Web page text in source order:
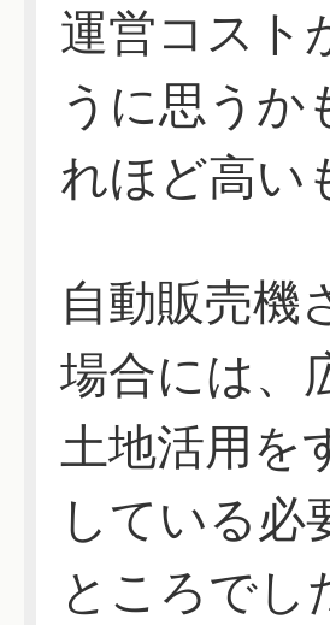
運営コスト
うに思うか
れほど高い
自動販売機
場合には、
土地活用を
している必
ところでし